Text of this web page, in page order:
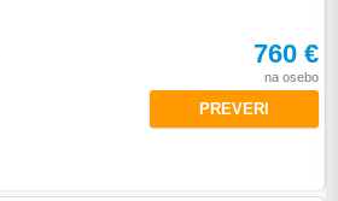
760 €
na osebo
PREVERI